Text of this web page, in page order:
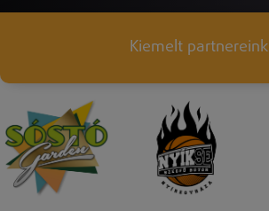
Kiemelt partnereink